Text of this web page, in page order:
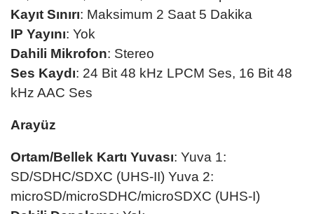
Kayıt Sınırı: Maksimum 2 Saat 5 Dakika
IP Yayını: Yok
Dahili Mikrofon: Stereo
Ses Kaydı: 24 Bit 48 kHz LPCM Ses, 16 Bit 48
kHz AAC Ses
Arayüz
Ortam/Bellek Kartı Yuvası: Yuva 1:
SD/SDHC/SDXC (UHS-II) Yuva 2:
microSD/microSDHC/microSDXC (UHS-I)